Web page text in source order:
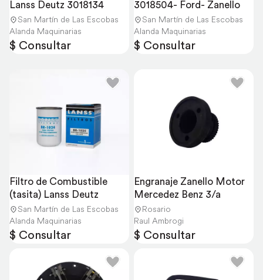
Lanss Deutz 3018134
San Martín de Las Escobas
Alanda Maquinarias
$ Consultar
3018504- Ford- Zanello
San Martín de Las Escobas
Alanda Maquinarias
$ Consultar
Filtro de Combustible
(tasita) Lanss Deutz
San Martín de Las Escobas
Alanda Maquinarias
$ Consultar
Engranaje Zanello Motor
Mercedez Benz 3/a
Rosario
Raul Ambrogi
$ Consultar